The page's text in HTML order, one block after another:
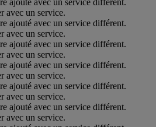
ajouté avec un service différent.
avec un service.
ajouté avec un service différent.
avec un service.
ajouté avec un service différent.
avec un service.
ajouté avec un service différent.
avec un service.
ajouté avec un service différent.
avec un service.
ajouté avec un service différent.
avec un service.